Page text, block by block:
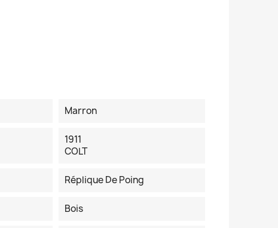
Marron
1911
COLT
Réplique De Poing
Bois